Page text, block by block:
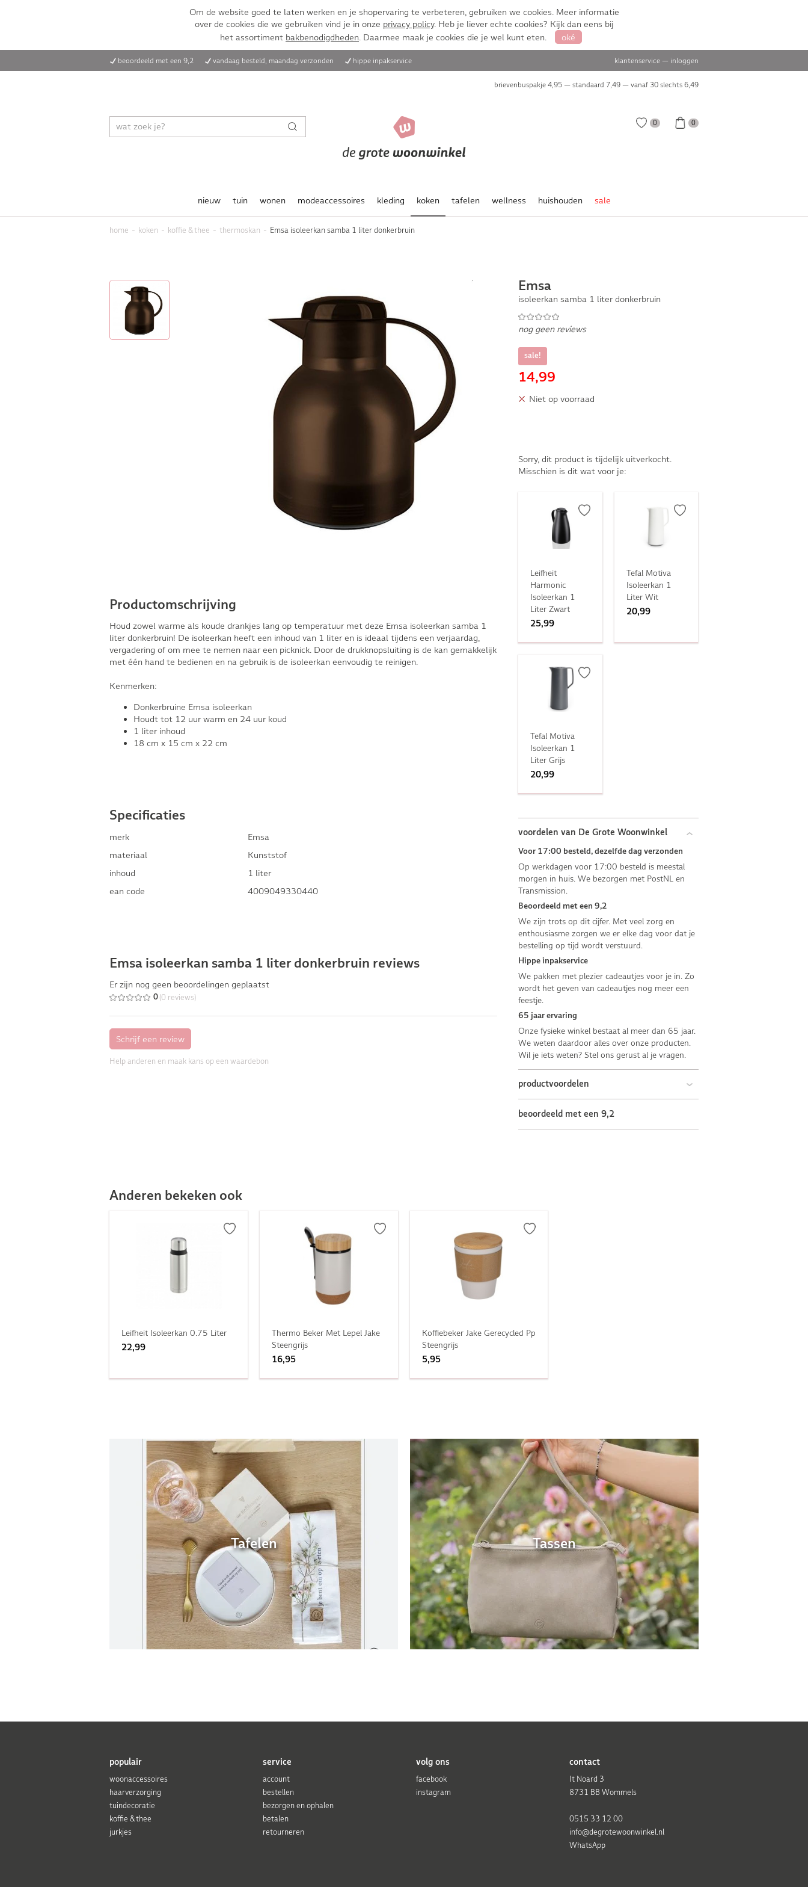
Om de website goed te laten werken en je shopervaring te verbeteren, gebruiken we cookies. Meer informatie
over de cookies die we gebruiken vind je in onze privacy policy. Heb je liever echte cookies? Kijk dan eens bij
het assortiment bakbenodigdheden. Daarmee maak je cookies die je wel kunt eten. oké
beoordeeld met een 9,2 vandaag besteld, maandag verzonden hippe inpakservice klantenservice — inloggen
brievenbuspakje 4,95 — standaard 7,49 — vanaf 30 slechts 6,49
0 0
nieuw tuin wonen modeaccessoires kleding koken tafelen wellness huishouden sale
home koken koffie & thee thermoskan Emsa isoleerkan samba 1 liter donkerbruin
Productomschrijving
Houd zowel warme als koude drankjes lang op temperatuur met deze Emsa isoleerkan samba 1
liter donkerbruin! De isoleerkan heeft een inhoud van 1 liter en is ideaal tijdens een verjaardag,
vergadering of om mee te nemen naar een picknick. Door de drukknopsluiting is de kan gemakkelijk
met één hand te bedienen en na gebruik is de isoleerkan eenvoudig te reinigen.
Kenmerken:
Donkerbruine Emsa isoleerkan
Houdt tot 12 uur warm en 24 uur koud
1 liter inhoud
18 cm x 15 cm x 22 cm
Specificaties
merk
Emsa
materiaal
Kunststof
inhoud
1 liter
ean code
4009049330440
Emsa isoleerkan samba 1 liter donkerbruin reviews
Er zijn nog geen beoordelingen geplaatst
0 (0 reviews)
Help anderen en maak kans op een waardebon
Emsa
isoleerkan samba 1 liter donkerbruin
nog geen reviews
sale!
14,99
Niet op voorraad
Sorry, dit product is tijdelijk uitverkocht.
Misschien is dit wat voor je:
Leifheit
Harmonic
Isoleerkan 1
Liter Zwart
25,99
Tefal Motiva
Isoleerkan 1
Liter Wit
20,99
Tefal Motiva
Isoleerkan 1
Liter Grijs
20,99
voordelen van De Grote Woonwinkel
Voor 17:00 besteld, dezelfde dag verzonden
Op werkdagen voor 17:00 besteld is meestal
morgen in huis. We bezorgen met PostNL en
Transmission.
Beoordeeld met een 9,2
We zijn trots op dit cijfer. Met veel zorg en
enthousiasme zorgen we er elke dag voor dat je
bestelling op tijd wordt verstuurd.
Hippe inpakservice
We pakken met plezier cadeautjes voor je in. Zo
wordt het geven van cadeautjes nog meer een
feestje.
65 jaar ervaring
Onze fysieke winkel bestaat al meer dan 65 jaar.
We weten daardoor alles over onze producten.
Wil je iets weten? Stel ons gerust al je vragen.
productvoordelen
beoordeeld met een 9,2
Anderen bekeken ook
Leifheit Isoleerkan 0.75 Liter
22,99
Thermo Beker Met Lepel Jake
Steengrijs
16,95
Koffiebeker Jake Gerecycled Pp
Steengrijs
5,95
Tafelen Tassen
populair
woonaccessoires
haarverzorging
tuindecoratie
koffie & thee
jurkjes
service
account
bestellen
bezorgen en ophalen
betalen
retourneren
volg ons
facebook
instagram
contact
It Noard 3
8731 BB Wommels
0515 33 12 00
info@degrotewoonwinkel.nl
WhatsApp